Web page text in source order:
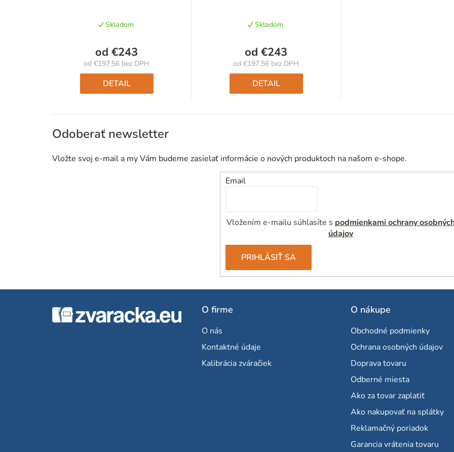
Skladom
od €243
od €197,56 bez DPH
Jednotková
cena:
DETAIL
Skladom
od €243
od €197,56 bez DPH
Jednotková
cena:
DETAIL
Odoberať newsletter
Vložte svoj e-mail a my Vám budeme zasielať informácie o nových produktoch na našom e-shope.
Email
Vložením e-mailu súhlasíte s podmienkami ochrany
údajov
PRIHLÁSIŤ SA
O firme
O nás
Kontaktné údaje
Kalibrácia zváračiek
O nákupe
Obchodné podmienky
Ochrana osobných údajov
Doprava tovaru
Odberné miesta
Ako za tovar zaplatiť
Ako nakupovať na splátky
Reklamačný poriadok
Garancia vrátenia tovaru